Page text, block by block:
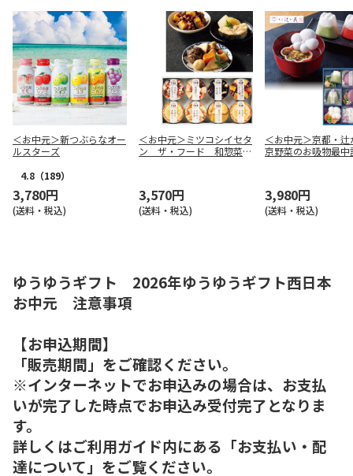
＜お中元＞新つぶらなオー
ルスターズ
4.8 （189）
3,780円
(送料・税込)
＜お中元＞ミツコシイセタ
ン ザ・フード 和惣菜缶
3,570円
(送料・税込)
＜お中元＞京都・
京野菜のお吸物最中
3,980円
(送料・税込)
ゆうゆうギフト 2026年ゆうゆうギフト西日本
お中元 注意事項
【お申込期間】
「販売期間」をご確認ください。
※インターネットでお申込みの場合は、お支払
いが完了した時点でお申込み受付完了となりま
す。
詳しくはご利用ガイド内にある「お支払い・配
達について」をご覧ください。